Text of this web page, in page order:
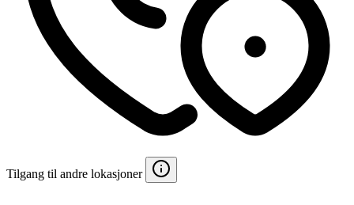
Tilgang til andre lokasjoner